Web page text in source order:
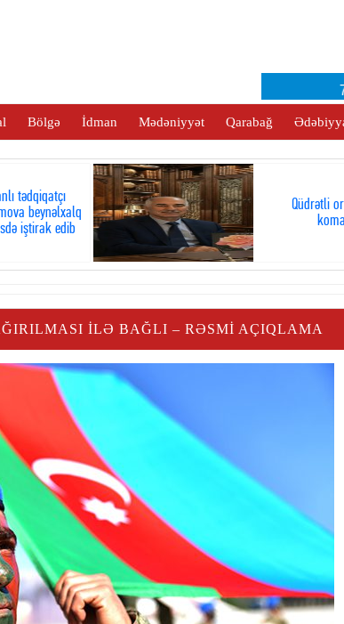
7
Bölgə İdman Mədəniyyət Qarabağ
tədqiqatçı
beynəlxalq
iştirak edib
Qüdrətli
ILƏ BAĞLI – RƏSMI AÇIQLAMA